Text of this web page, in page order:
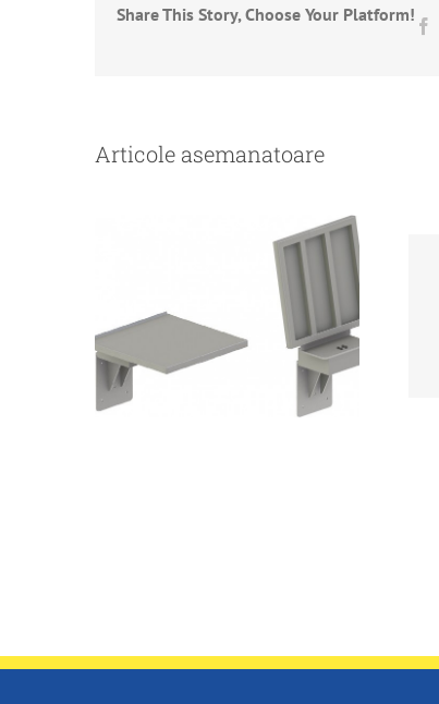
Share This Story, Choose Your Platform!
Articole asemanatoare
perete